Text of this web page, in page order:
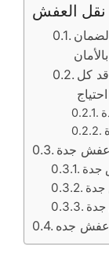
العفش
كل
احتياج
عفش جدة
جدة
جدة